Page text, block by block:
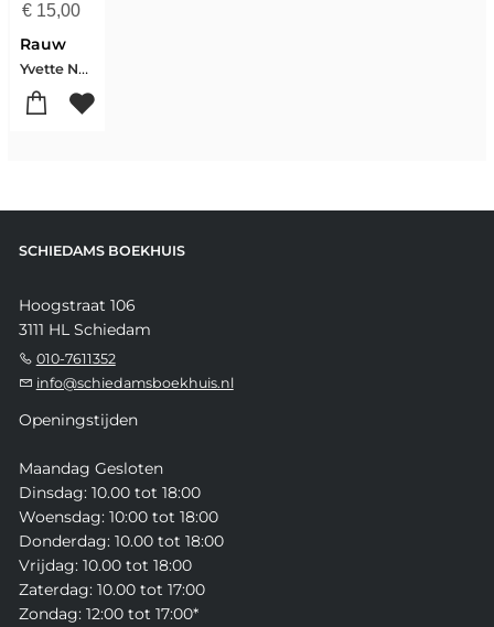
€15,00
Rauw
Yvette Neuschwanger-Kars
SCHIEDAMS BOEKHUIS
Hoogstraat 106
3111 HL Schiedam
010-7611352
info@schiedamsboekhuis.nl
Openingstijden
Maandag Gesloten
Dinsdag: 10.00 tot 18:00
Woensdag: 10:00 tot 18:00
Donderdag: 10.00 tot 18:00
Vrijdag: 10.00 tot 18:00
Zaterdag: 10.00 tot 17:00
Zondag: 12:00 tot 17:00*